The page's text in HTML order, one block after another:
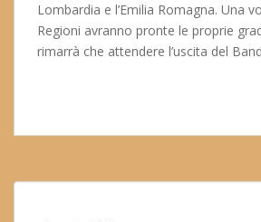
Lombardia e l’Emilia Romagna. Una
Regioni avranno pronte le proprie
rimarrà che attendere l’uscita del